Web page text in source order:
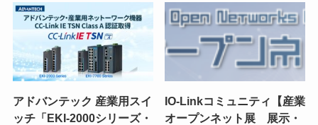
アドバンテック 産業用スイ
ッチ「EKI-2000シリーズ・
IO-Linkコミュニティ【産業
オープンネット展 展示・